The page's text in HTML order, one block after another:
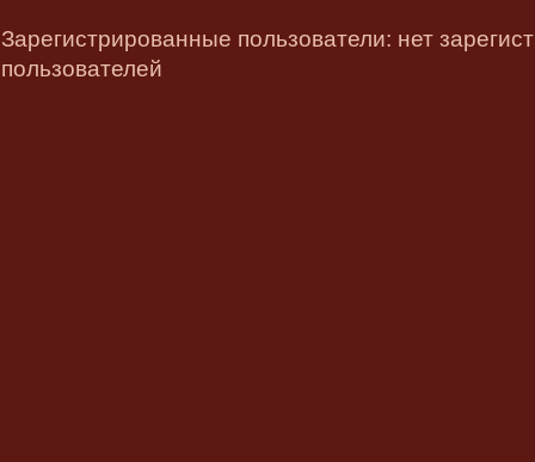
Зарегистрированные пользователи: нет
пользователей